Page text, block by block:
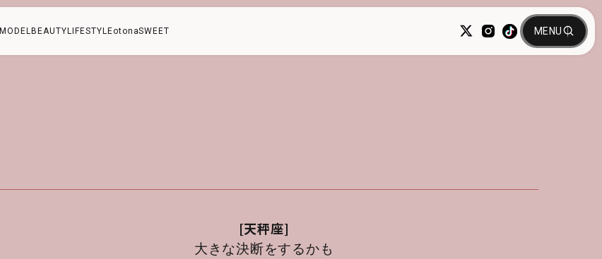
MODEL BEAUTY LIFESTYLEotonaSWEET
[天秤座]
大きな決断をするかも